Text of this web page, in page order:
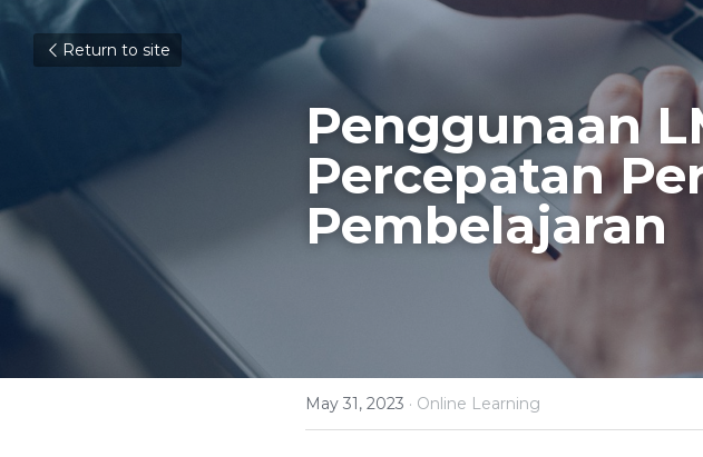
Return to site
Penggunaan
Percepatan
Pembelajaran
May 31, 2023 · Online Learning